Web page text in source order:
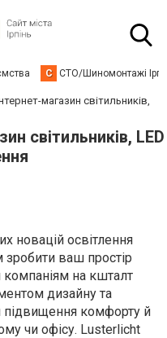
С СТО/Шиномонтажі
магазин світильників,
світильників, LED
новацій освітлення
ваш простір
компаніям на кшталт
дизайну та
комфорту й
чи офісу. Lusterlicht